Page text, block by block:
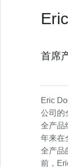
首席
Eric
公司的
全产品
年来在
全产品
前，